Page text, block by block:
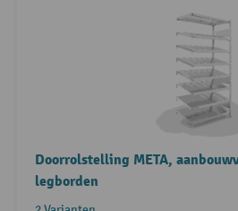
Doorrolstelling META,
legborden